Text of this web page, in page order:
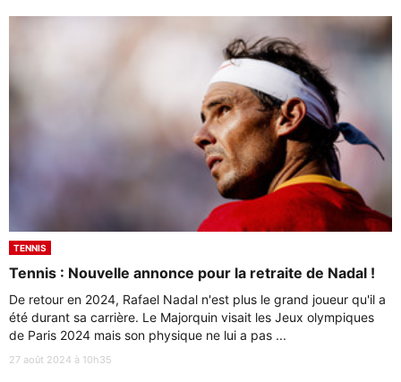
TENNIS
Tennis : Nouvelle annonce pour la retraite de Nadal !
De retour en 2024, Rafael Nadal n'est plus le grand joueur qu'il a
été durant sa carrière. Le Majorquin visait les Jeux olympiques
de Paris 2024 mais son physique ne lui a pas ...
27 août 2024 à 10h35